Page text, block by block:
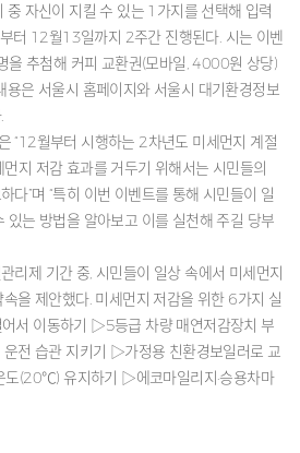
중 자신이 지킬 수 있는 1가지를 선택해 입력
터 12월13일까지 2주간 진행된다. 시는 이벤
을 추첨해 커피 교환권(모바일, 4000원 상당)
용은 서울시 홈페이지와 서울시 대기환경정보
“12월부터 시행하는 2차년도 미세먼지 계절
지 저감 효과를 거두기 위해서는 시민들의
다”며 “특히 이번 이벤트를 통해 시민들이 일
있는 방법을 알아보고 이를 실천해 주길 당부
리제 기간 중, 시민들이 일상 속에서 미세먼지
을 제안했다. 미세먼지 저감을 위한 6가지 실
서 이동하기 ▷5등급 차량 매연저감장치 부
전 습관 지키기 ▷가정용 친환경보일러로 교
(20℃) 유지하기 ▷에코마일리지·승용차마